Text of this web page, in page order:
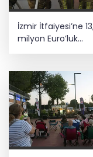
İzmir İtfaiyesi’ne
milyon Euro’luk